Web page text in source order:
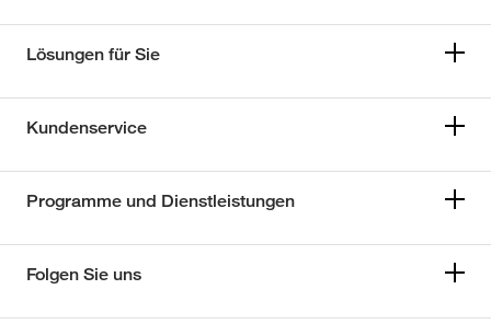
Lösungen für Sie
Kundenservice
Programme und Dienstleistungen
Folgen Sie uns